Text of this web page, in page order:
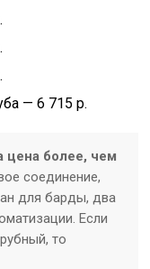
— 6 715 р.
цена более, чем
соединение,
для барды, два
Если
то